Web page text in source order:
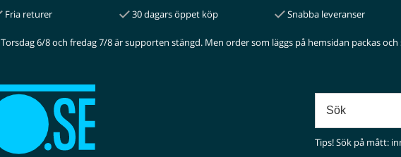
Fria returer 30 dagars öppet köp Snabba leveranser
Torsdag 6/8 och fredag 7/8 är supporten stängd. Men order som läggs på hemsidan packas och
Tips! Sök på mått: